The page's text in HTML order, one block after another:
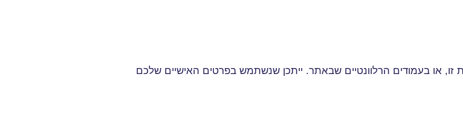
זו, או בעמודים הרלוונטיים שבאתר. ייתכן שנשתמש בפרטים האישיים שלכם